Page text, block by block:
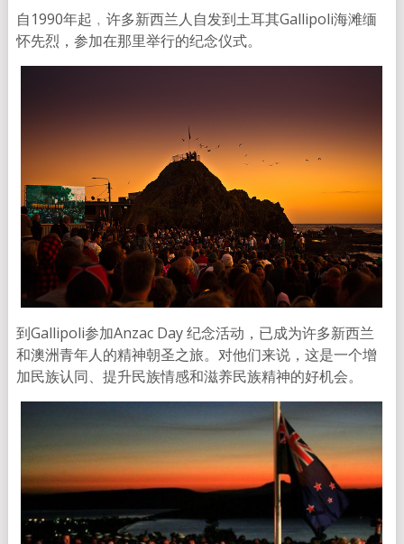
自1990年起﹐许多新西兰人自发到土耳其Gallipoli海滩缅
怀先烈，参加在那里举行的纪念仪式。
到Gallipoli参加Anzac Day 纪念活动，已成为许多新西兰
和澳洲青年人的精神朝圣之旅。对他们来说，这是一个增
加民族认同、提升民族情感和滋养民族精神的好机会。